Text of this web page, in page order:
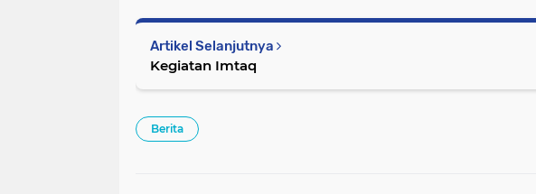
Artikel Selanjutnya
Kegiatan Imtaq
Berita